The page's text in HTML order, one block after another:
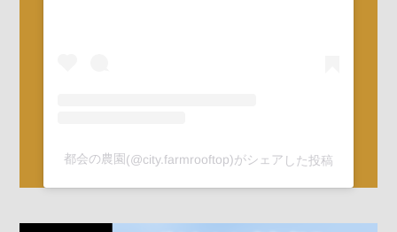
都会の農園(@city.farmrooftop)がシェアした投稿